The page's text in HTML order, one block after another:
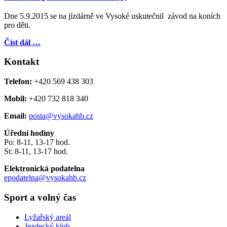
Dne 5.9.2015 se na jízdárně ve Vysoké uskutečnil závod na koních
pro děti.
Číst dál …
Kontakt
Telefon: +420 569 438 303
Mobil: +420 732 818 340
Email: posta@vysokahb.cz
Úřední hodiny
Po: 8-11, 13-17 hod.
St: 8-11, 13-17 hod.
Elektronická podatelna
epodatelna@vysokahb.cz
Sport a volný čas
Lyžařský areál